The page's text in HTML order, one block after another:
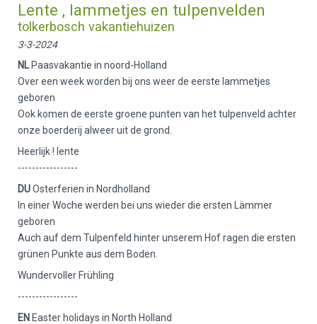
Lente , lammetjes en tulpenvelden
tolkerbosch vakantiehuizen
3-3-2024
NL Paasvakantie in noord-Holland
Over een week worden bij ons weer de eerste lammetjes
geboren
Ook komen de eerste groene punten van het tulpenveld achter
onze boerderij alweer uit de grond.
Heerlijk ! lente
-----------------
DUOsterferien in Nordholland
In einer Woche werden bei uns wieder die ersten Lämmer
geboren
Auch auf dem Tulpenfeld hinter unserem Hof ​​ragen die ersten
grünen Punkte aus dem Boden.
Wundervoller Frühling
-----------------
EN Easter holidays in North Holland